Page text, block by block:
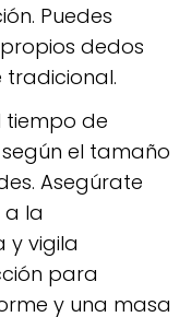
Puedes
dedos
tiempo de
el tamaño
Asegúrate
la
vigila
para
y una masa